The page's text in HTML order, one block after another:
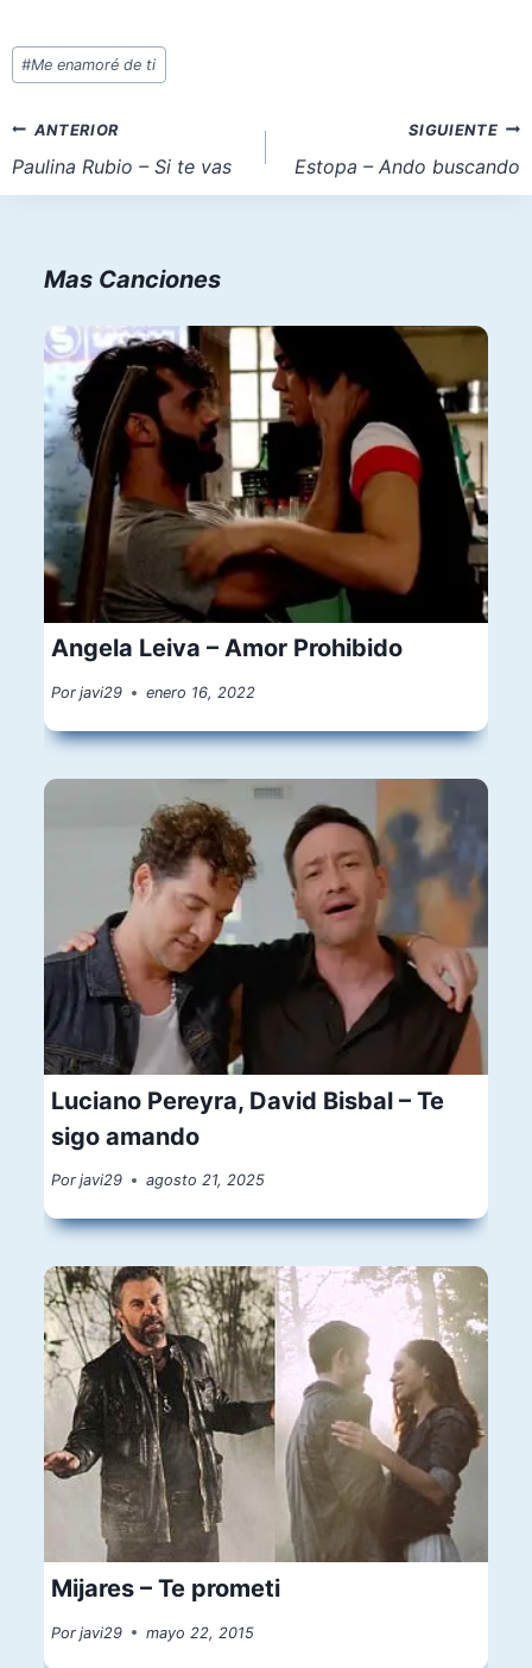
Etiquetas
de
entrada:
#Me enamoré de ti
Navegación
de
entradas
ANTERIOR
Paulina Rubio – Si te vas
SIGUIENTE
Estopa – Ando buscando
Mas Canciones
Angela Leiva – Amor Prohibido
Por javi29 enero 16, 2022
Luciano Pereyra, David Bisbal – Te
sigo amando
Por javi29 agosto 21, 2025
Mijares – Te prometi
Por javi29 mayo 22, 2015